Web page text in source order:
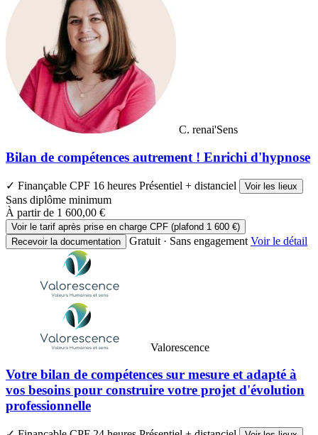
C. renai'Sens
Bilan de compétences autrement ! Enrichi d'hypnose
✓ Finançable CPF 16 heures Présentiel + distanciel Voir les lieux
Sans diplôme minimum
À partir de 1 600,00 €
Voir le tarif après prise en charge CPF (plafond 1 600 €)
Recevoir la documentation
Gratuit · Sans engagement Voir le détail
Valorescence
Votre bilan de compétences sur mesure et adapté à
vos besoins pour construire votre projet d'évolution
professionnelle